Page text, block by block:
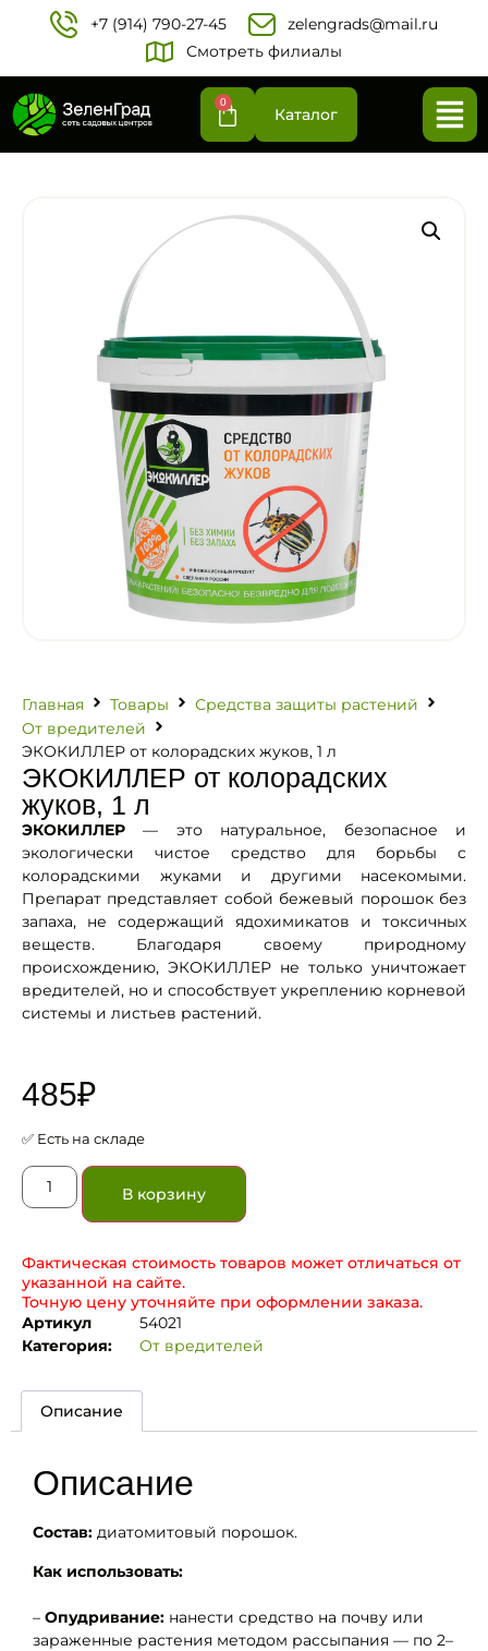
+7 (914) 790-27-45‬
zelengrads@mail.ru
Смотреть филиалы
0
Каталог
Главная Товары
Средства защиты растений
От вредителей
ЭКОКИЛЛЕР от колорадских жуков, 1 л
ЭКОКИЛЛЕР от колорадских
жуков, 1 л
ЭКОКИЛЛЕР — это натуральное, безопасное и
экологически чистое средство для борьбы с
колорадскими жуками и другими насекомыми.
Препарат представляет собой бежевый порошок без
запаха, не содержащий ядохимикатов и токсичных
веществ. Благодаря своему природному
происхождению, ЭКОКИЛЛЕР не только уничтожает
вредителей, но и способствует укреплению корневой
системы и листьев растений.
485₽
✅ Есть на складе
В корзину
Фактическая стоимость товаров может отличаться от
указанной на сайте.
Точную цену уточняйте при оформлении заказа.
Артикул
54021
Категория:
От вредителей
Описание
Описание
Состав: диатомитовый порошок.
Как использовать:
– Опудривание: нанести средство на почву или
зараженные растения методом рассыпания — по 2–